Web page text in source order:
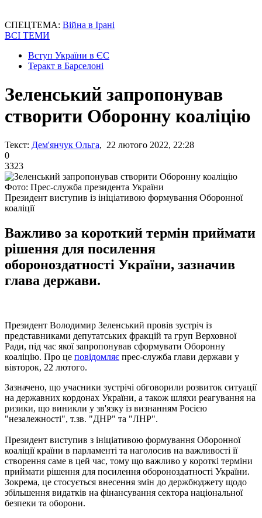
СПЕЦТЕМА: Війна в Ірані
ВСІ ТЕМИ
Вступ України в ЄС
Теракт в Барселоні
Зеленський запропонував
створити Оборонну коаліцію
Текст: Дем'янчук Ольга, 22 лютого 2022, 22:28
0
3323
Фото: Прес-служба президента України
Президент виступив із ініціативою формування Оборонної
коаліції
Важливо за короткий термін приймати
рішення для посилення
обороноздатності України, зазначив
глава держави.
Президент Володимир Зеленський провів зустріч із
представниками депутатських фракцій та груп Верховної
Ради, під час якої запропонував сформувати Оборонну
коаліцію. Про це повідомляє прес-служба глави держави у
вівторок, 22 лютого.
Зазначено, що учасники зустрічі обговорили розвиток ситуації
на державних кордонах України, а також шляхи реагування на
ризики, що виникли у зв'язку із визнанням Росією
"незалежності", т.зв. "ДНР" та "ЛНР".
Президент виступив з ініціативою формування Оборонної
коаліції країни в парламенті та наголосив на важливості її
створення саме в цей час, тому що важливо у короткі терміни
приймати рішення для посилення обороноздатності України.
Зокрема, це стосується внесення змін до держбюджету щодо
збільшення видатків на фінансування сектора національної
безпеки та оборони.